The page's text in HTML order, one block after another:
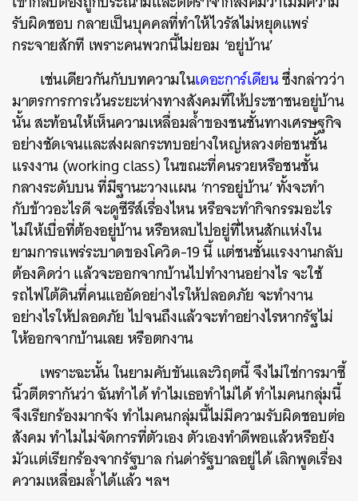
รับผิดชอบกลายเป็นบุคคลที่ทำให้ไวรัสไม่หยุดแพร่
กระจายสักที เพราะคนพวกนี้ไม่ยอม ‘อยู่บ้าน’
เช่นเดียวกันกับบทความในเดอะการ์เดียนซึ่งกล่าวว่า
มาตรการการเว้นระยะห่างทางสังคมที่ให้ประชาชนอยู่บ้าน
นั้นสะท้อนให้เห็นความเหลื่อมล้ำของชนชั้นทางเศรษฐกิจ
อย่างชัดเจนและส่งผลกระทบอย่างใหญ่หลวงต่อชนชั้น
แรงงาน(working class)ในขณะที่คนรวยหรือชนชั้น
กลางระดับบนที่มีฐานะวางแผน‘การอยู่บ้าน’ทั้งจะทำ
กับข้าวอะไรดีจะดูซีรีส์เรื่องไหนหรือจะทำกิจกรรมอะไร
ไม่ให้เบื่อที่ต้องอยู่บ้านหรือหลบไปอยู่ที่ไหนสักแห่งใน
ยามการแพร่ระบาดของโควิด-19นี้แต่ชนชั้นแรงงานกลับ
ต้องคิดว่าแล้วจะออกจากบ้านไปทำงานอย่างไรจะใช้
รถไฟใต้ดินที่คนแออัดอย่างไรให้ปลอดภัยจะทำงาน
อย่างไรให้ปลอดภัยไปจนถึงแล้วจะทำอย่างไรหากรัฐไม่
ให้ออกจากบ้านเลยหรือตกงาน
เพราะฉะนั้น ในยามคับขันและวิฤตนี้ จึงไม่ใช่การมาชี้
นิ้วตีตรากันว่า ฉันทำได้ ทำไมเธอทำไม่ได้ ทำไมคนกลุ่มนี้
จึงเรียกร้องมากจัง ทำไมคนกลุ่มนี้ไม่มีความรับผิดชอบต่อ
สังคม ทำไมไม่จัดการที่ตัวเอง ตัวเองทำดีพอแล้วหรือยัง
มัวแต่เรียกร้องจากรัฐบาล ก่นด่ารัฐบาลอยู่ได้ เลิกพูดเรื่อง
ความเหลื่อมล้ำได้แล้ว ฯลฯ